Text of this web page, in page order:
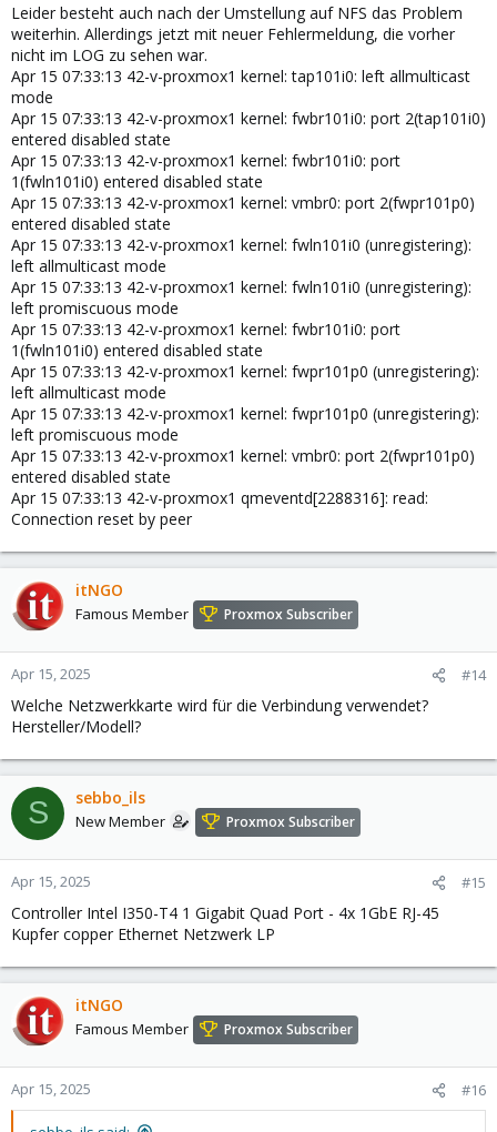
Leider besteht auch nach der Umstellung auf NFS das Problem
weiterhin. Allerdings jetzt mit neuer Fehlermeldung, die vorher
nicht im LOG zu sehen war.
Apr 15 07:33:13 42-v-proxmox1 kernel: tap101i0: left allmulticast
mode
Apr 15 07:33:13 42-v-proxmox1 kernel: fwbr101i0: port 2(tap101i0)
entered disabled state
Apr 15 07:33:13 42-v-proxmox1 kernel: fwbr101i0: port
1(fwln101i0) entered disabled state
Apr 15 07:33:13 42-v-proxmox1 kernel: vmbr0: port 2(fwpr101p0)
entered disabled state
Apr 15 07:33:13 42-v-proxmox1 kernel: fwln101i0 (unregistering):
left allmulticast mode
Apr 15 07:33:13 42-v-proxmox1 kernel: fwln101i0 (unregistering):
left promiscuous mode
Apr 15 07:33:13 42-v-proxmox1 kernel: fwbr101i0: port
1(fwln101i0) entered disabled state
Apr 15 07:33:13 42-v-proxmox1 kernel: fwpr101p0 (unregistering):
left allmulticast mode
Apr 15 07:33:13 42-v-proxmox1 kernel: fwpr101p0 (unregistering):
left promiscuous mode
Apr 15 07:33:13 42-v-proxmox1 kernel: vmbr0: port 2(fwpr101p0)
entered disabled state
Apr 15 07:33:13 42-v-proxmox1 qmeventd[2288316]: read:
Connection reset by peer
itNGO
Famous Member Proxmox Subscriber
Apr 15, 2025 #14
Welche Netzwerkkarte wird für die Verbindung verwendet?
Hersteller/Modell?
S sebbo_ils
New Member Proxmox Subscriber
Apr 15, 2025 #15
Controller Intel I350-T4 1 Gigabit Quad Port - 4x 1GbE RJ-45
Kupfer copper Ethernet Netzwerk LP
itNGO
Famous Member Proxmox Subscriber
Apr 15, 2025 #16